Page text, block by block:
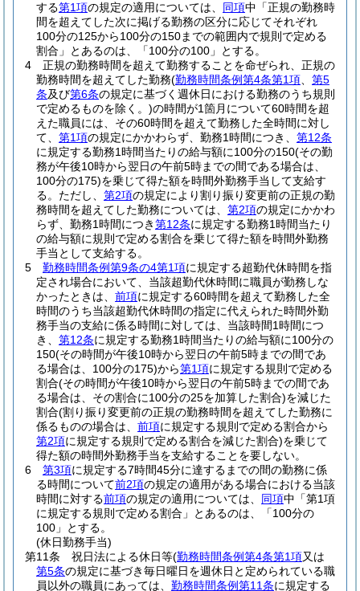
する第1項の規定の適用については、 同項中「正規の勤務時
間を超えてした次に掲げる勤務の区分に応じてそれぞれ
100分の125から100分の150までの範囲内で規則で定める
割合」とあるのは、「100分の100」とする。
4
正規の勤務時間を超えて勤務することを命ぜられ、正規の
勤務時間を超えてした勤務(勤務時間条例第4条第1項
第5
条及び第6条の規定に基づく週休日における勤務のうち規則
で定めるものを除く。)の時間が1箇月について60時間を超
えた職員には、その60時間を超えて勤務した全時間に対し
て、 第1項の規定にかかわらず、勤務1時間につき、 第12条
に規定する勤務1時間当たりの給与額に100分の150(その勤
務が午後10時から翌日の午前5時までの間である場合は、
100分の175)を乗じて得た額を時間外勤務手当して支給す
る。 ただし、 第2項の規定により割り振り変更前の正規の勤
務時間を超えてした勤務については、 第2項の規定にかかわ
らず、勤務1時間につき第12条に規定する勤務1時間当たり
の給与額に規則で定める割合を乗じて得た額を時間外勤務
手当として支給する。
5
勤務時間条例第9条の4第1項に規定する超勤代休時間を指
定され場合において、当該超勤代休時間に職員が勤務しな
かったときは、 前項に規定する60時間を超えて勤務した全
時間のうち当該超勤代休時間の指定に代えられた時間外勤
務手当の支給に係る時間に対しては、当該時間1時間につ
き、 第12条に規定する勤務1時間当たりの給与額に100分の
150(その時間が午後10時から翌日の午前5時までの間であ
る場合は、100分の175)から第1項に規定する規則で定める
割合(その時間が午後10時から翌日の午前5時までの間であ
る場合は、その割合に100分の25を加算した割合)を減じた
割合(割り振り変更前の正規の勤務時間を超えてした勤務に
係るものの場合は、 前項に規定する規則で定める割合から
第2項に規定する規則で定める割合を減じた割合)を乗じて
得た額の時間外勤務手当を支給することを要しない。
6
第3項に規定する7時間45分に達するまでの間の勤務に係
る時間について前2項の規定の適用がある場合における当該
時間に対する前項の規定の適用については、 同項中「第1項
に規定する規則で定める割合」とあるのは、「100分の
100」とする。
(休日勤務手当)
第11条
祝日法による休日等(勤務時間条例第4条第1項又は
第5条の規定に基づき毎日曜日を週休日と定められている職
員以外の職員にあっては、 勤務時間条例第11条に規定する